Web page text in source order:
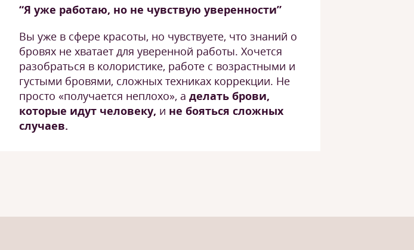
“Я уже работаю, но не чувствую уверенности”
Вы уже в сфере красоты, но чувствуете, что знаний о
бровях не хватает для уверенной работы. Хочется
разобраться в колористике, работе с возрастными и
густыми бровями, сложных техниках коррекции. Не
просто «получается неплохо», а делать брови,
которые идут человеку, и не бояться сложных
случаев.